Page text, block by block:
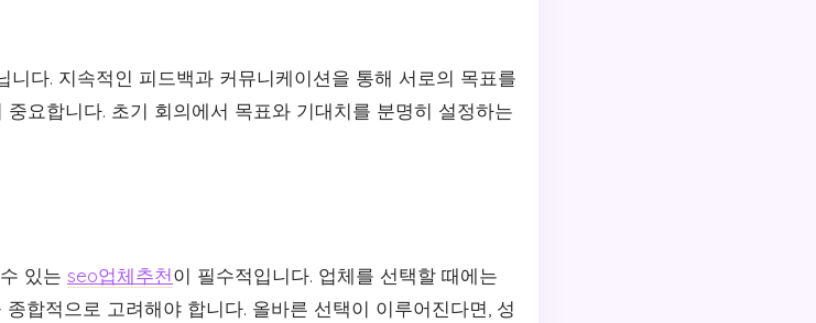
다. 지속적인 피드백과 커뮤니케이션을 통해 서로의 목표를
요합니다. 초기 회의에서 목표와 기대치를 분명히 설정하는
있는 seo업체추천이 필수적입니다. 업체를 선택할 때에는
합적으로 고려해야 합니다. 올바른 선택이 이루어진다면, 성